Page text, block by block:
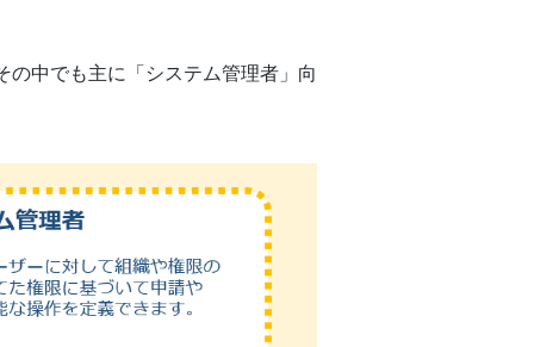
中でも主に「システム管理者」向